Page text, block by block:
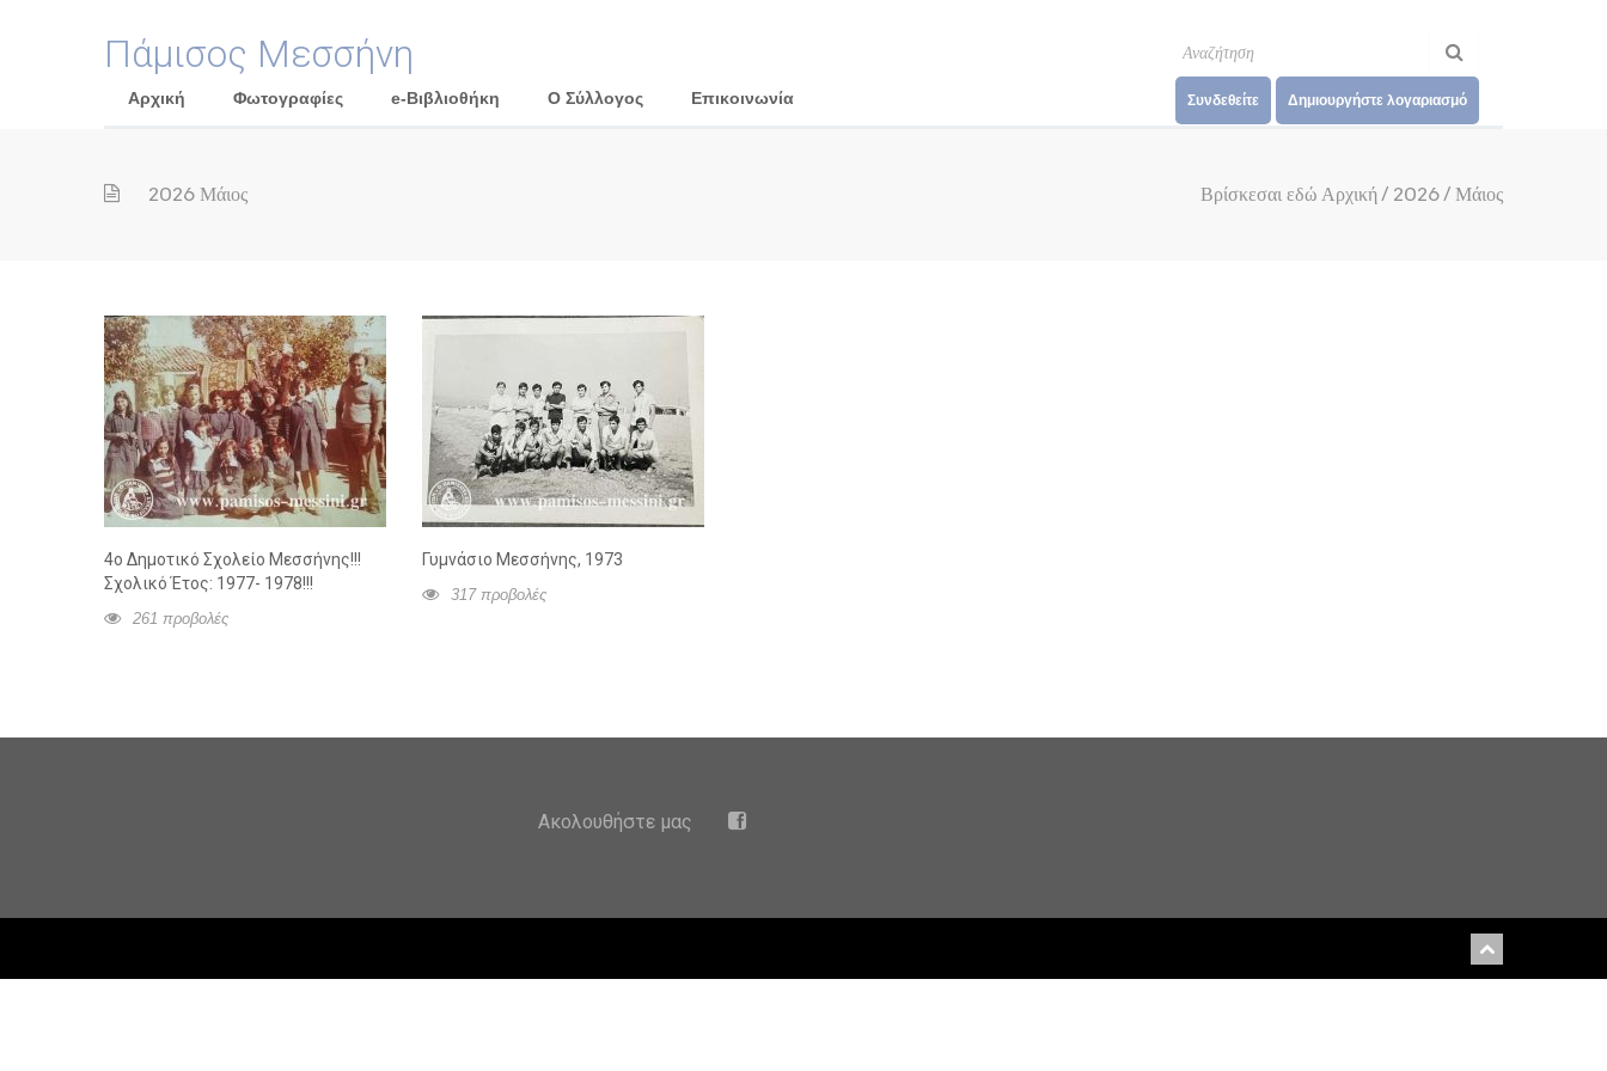
Πάμισος Μεσσήνη
Αρχική Φωτογραφίες e-Βιβλιοθήκη Ο Σύλλογος Επικοινωνία Συνδεθείτε Δημιουργήστε λογαριασμό
2026 Μάιος Βρίσκεσαι εδώ Αρχική/ 2026/ Μάιος
4ο Δημοτικό Σχολείο Μεσσήνης!!!
Σχολικό Έτος: 1977- 1978!!!
261 προβολές
Γυμνάσιο Μεσσήνης, 1973
317 προβολές
Ακολουθήστε μας